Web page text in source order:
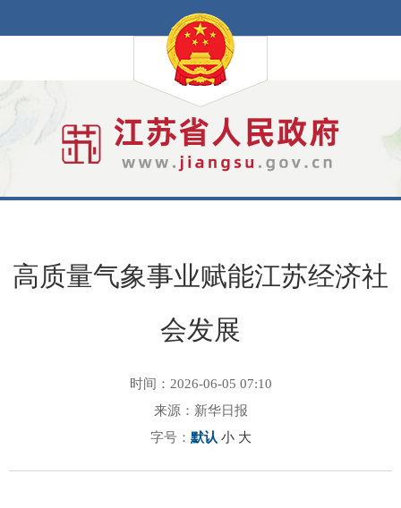
高质量气象事业赋能江苏经济社
会发展
时间：2026-06-05 07:10
来源：新华日报
字号： 默认 小 大